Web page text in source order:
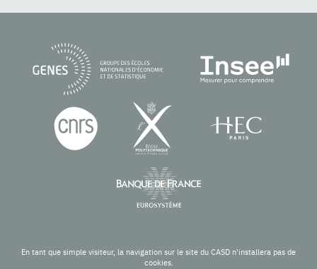
En tant que simple visiteur, la navigation sur le site du CASD n'installera pas de
cookies.